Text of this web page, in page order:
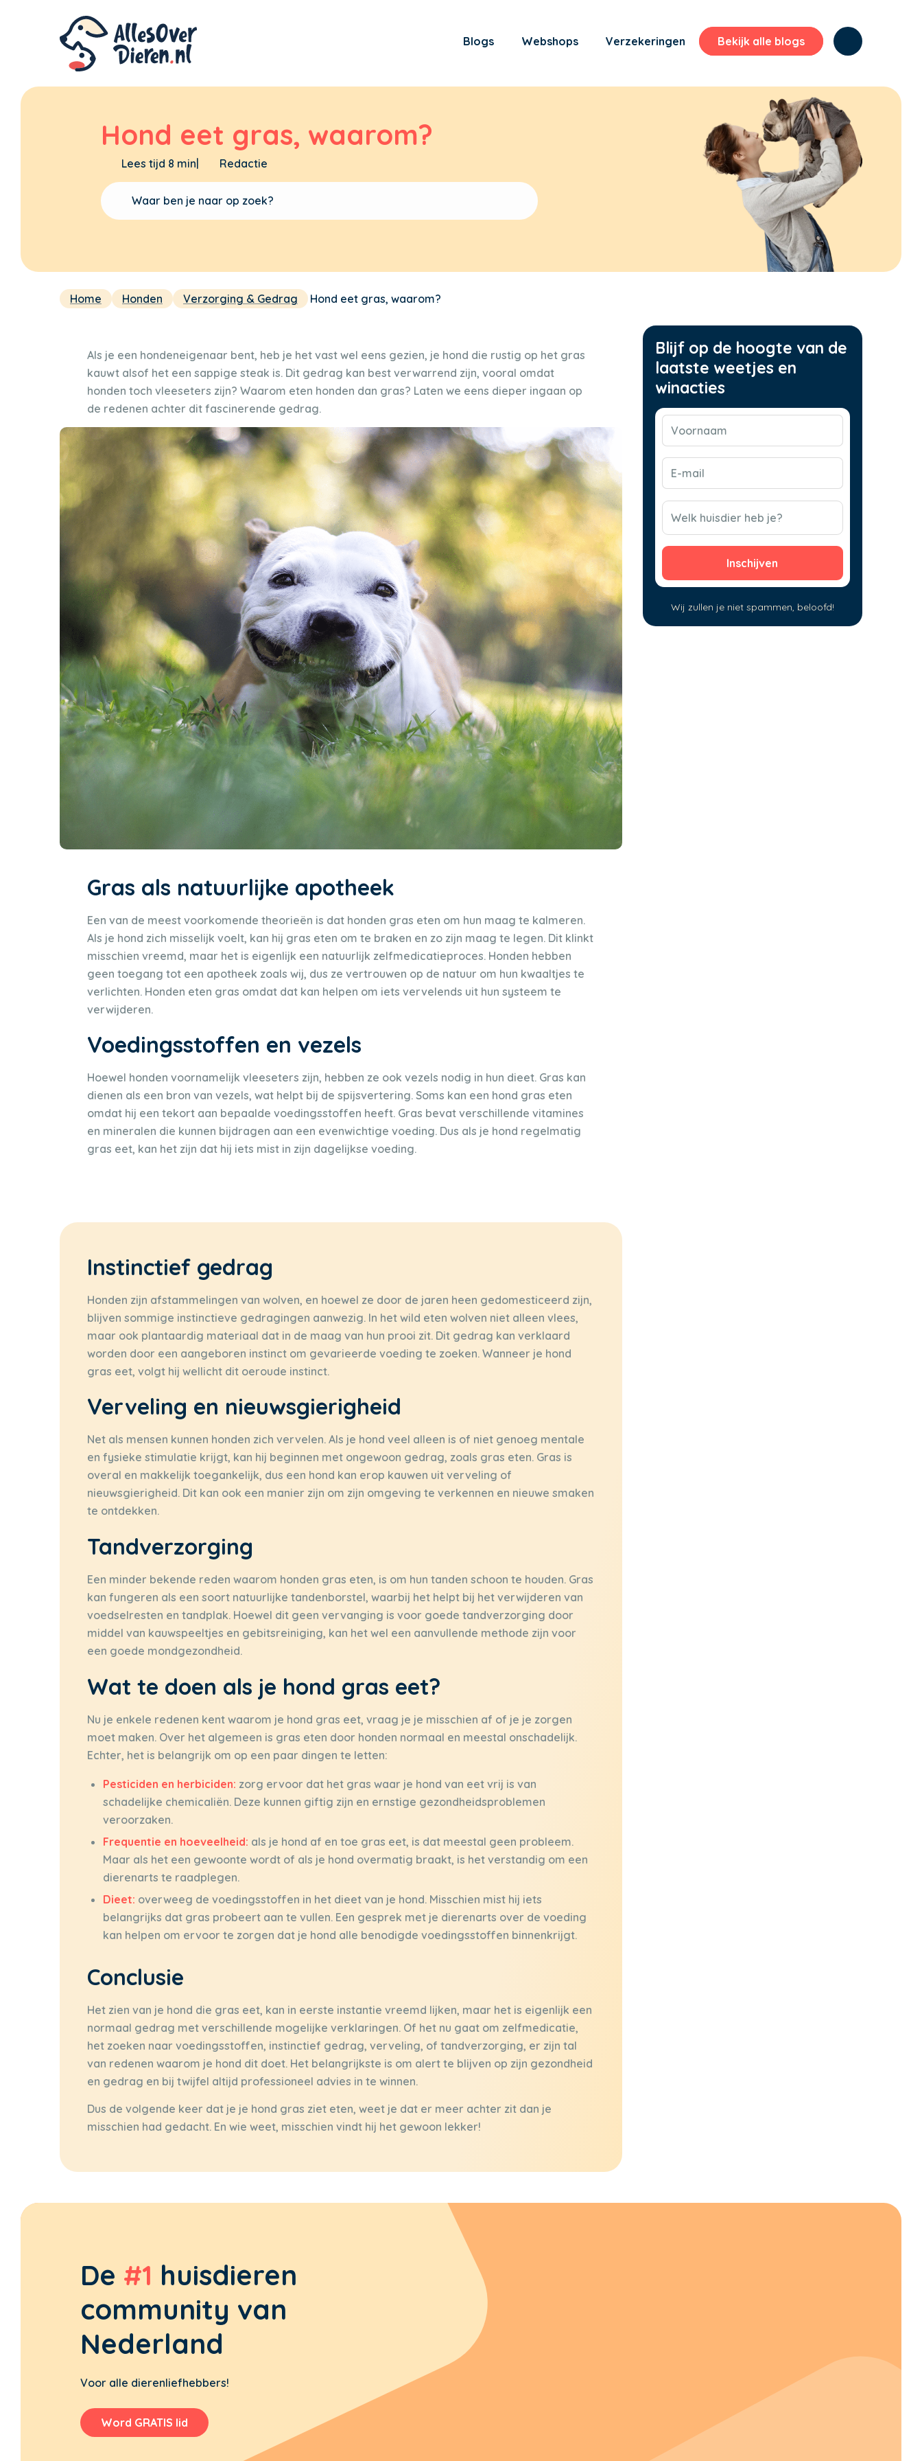
Blogs Webshops Verzekeringen Bekijk alle blogs
Hond eet gras, waarom?
Lees tijd 8 min| Redactie
Home Honden Verzorging & Gedrag Hond eet gras, waarom?
Als je een hondeneigenaar bent, heb je het vast wel eens gezien, je hond die rustig op het gras
kauwt alsof het een sappige steak is. Dit gedrag kan best verwarrend zijn, vooral omdat
honden toch vleeseters zijn? Waarom eten honden dan gras? Laten we eens dieper ingaan op
de redenen achter dit fascinerende gedrag.
Gras als natuurlijke apotheek
Een van de meest voorkomende theorieën is dat honden gras eten om hun maag te kalmeren.
Als je hond zich misselijk voelt, kan hij gras eten om te braken en zo zijn maag te legen. Dit klinkt
misschien vreemd, maar het is eigenlijk een natuurlijk zelfmedicatieproces. Honden hebben
geen toegang tot een apotheek zoals wij, dus ze vertrouwen op de natuur om hun kwaaltjes te
verlichten. Honden eten gras omdat dat kan helpen om iets vervelends uit hun systeem te
verwijderen.
Voedingsstoffen en vezels
Hoewel honden voornamelijk vleeseters zijn, hebben ze ook vezels nodig in hun dieet. Gras kan
dienen als een bron van vezels, wat helpt bij de spijsvertering. Soms kan een hond gras eten
omdat hij een tekort aan bepaalde voedingsstoffen heeft. Gras bevat verschillende vitamines
en mineralen die kunnen bijdragen aan een evenwichtige voeding. Dus als je hond regelmatig
gras eet, kan het zijn dat hij iets mist in zijn dagelijkse voeding.
Instinctief gedrag
Honden zijn afstammelingen van wolven, en hoewel ze door de jaren heen gedomesticeerd zijn,
blijven sommige instinctieve gedragingen aanwezig. In het wild eten wolven niet alleen vlees,
maar ook plantaardig materiaal dat in de maag van hun prooi zit. Dit gedrag kan verklaard
worden door een aangeboren instinct om gevarieerde voeding te zoeken. Wanneer je hond
gras eet, volgt hij wellicht dit oeroude instinct.
Verveling en nieuwsgierigheid
Net als mensen kunnen honden zich vervelen. Als je hond veel alleen is of niet genoeg mentale
en fysieke stimulatie krijgt, kan hij beginnen met ongewoon gedrag, zoals gras eten. Gras is
overal en makkelijk toegankelijk, dus een hond kan erop kauwen uit verveling of
nieuwsgierigheid. Dit kan ook een manier zijn om zijn omgeving te verkennen en nieuwe smaken
te ontdekken.
Tandverzorging
Een minder bekende reden waarom honden gras eten, is om hun tanden schoon te houden. Gras
kan fungeren als een soort natuurlijke tandenborstel, waarbij het helpt bij het verwijderen van
voedselresten en tandplak. Hoewel dit geen vervanging is voor goede tandverzorging door
middel van kauwspeeltjes en gebitsreiniging, kan het wel een aanvullende methode zijn voor
een goede mondgezondheid.
Wat te doen als je hond gras eet?
Nu je enkele redenen kent waarom je hond gras eet, vraag je je misschien af of je je zorgen
moet maken. Over het algemeen is gras eten door honden normaal en meestal onschadelijk.
Echter, het is belangrijk om op een paar dingen te letten:
Pesticiden en herbiciden: zorg ervoor dat het gras waar je hond van eet vrij is van
schadelijke chemicaliën. Deze kunnen giftig zijn en ernstige gezondheidsproblemen
veroorzaken.
Frequentie en hoeveelheid: als je hond af en toe gras eet, is dat meestal geen probleem.
Maar als het een gewoonte wordt of als je hond overmatig braakt, is het verstandig om een
dierenarts te raadplegen.
Dieet: overweeg de voedingsstoffen in het dieet van je hond. Misschien mist hij iets
belangrijks dat gras probeert aan te vullen. Een gesprek met je dierenarts over de voeding
kan helpen om ervoor te zorgen dat je hond alle benodigde voedingsstoffen binnenkrijgt.
Conclusie
Het zien van je hond die gras eet, kan in eerste instantie vreemd lijken, maar het is eigenlijk een
normaal gedrag met verschillende mogelijke verklaringen. Of het nu gaat om zelfmedicatie,
het zoeken naar voedingsstoffen, instinctief gedrag, verveling, of tandverzorging, er zijn tal
van redenen waarom je hond dit doet. Het belangrijkste is om alert te blijven op zijn gezondheid
en gedrag en bij twijfel altijd professioneel advies in te winnen.
Dus de volgende keer dat je je hond gras ziet eten, weet je dat er meer achter zit dan je
misschien had gedacht. En wie weet, misschien vindt hij het gewoon lekker!
Blijf op de hoogte van de
laatste weetjes en
winacties
Voornaam
E-
mail
CAPTCHA
Welk huisdier heb je?
Wij zullen je niet spammen, beloofd!
De #1 huisdieren
community van
Nederland
Voor alle dierenliefhebbers!
Word GRATIS lid